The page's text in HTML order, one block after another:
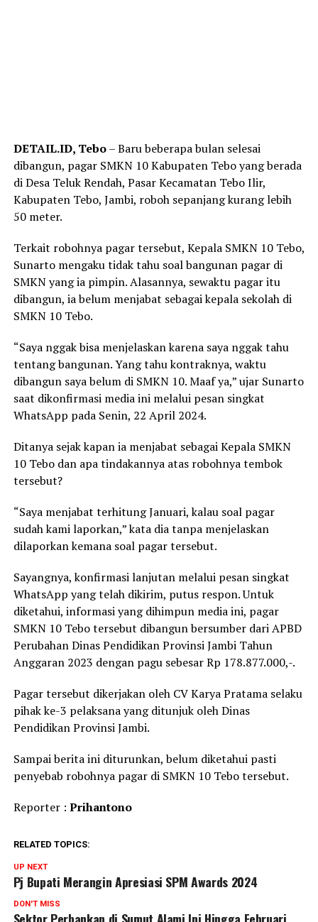
DETAIL.ID, Tebo– Baru beberapa bulan selesai
dibangun, pagar SMKN 10 Kabupaten Tebo yang berada
di Desa Teluk Rendah, Pasar Kecamatan Tebo Ilir,
Kabupaten Tebo, Jambi, roboh sepanjang kurang lebih
50 meter.
Terkait robohnya pagar tersebut, Kepala SMKN 10 Tebo,
Sunarto mengaku tidak tahu soal bangunan pagar di
SMKN yang ia pimpin. Alasannya, sewaktu pagar itu
dibangun, ia belum menjabat sebagai kepala sekolah di
SMKN 10 Tebo.
“Saya nggak bisa menjelaskan karena saya nggak tahu
tentang bangunan. Yang tahu kontraknya, waktu
dibangun saya belum di SMKN 10. Maaf ya,” ujar Sunarto
saat dikonfirmasi media ini melalui pesan singkat
WhatsApp pada Senin, 22 April 2024.
Ditanya sejak kapan ia menjabat sebagai Kepala SMKN
10 Tebo dan apa tindakannya atas robohnya tembok
tersebut?
“Saya menjabat terhitung Januari, kalau soal pagar
sudah kami laporkan,” kata dia tanpa menjelaskan
dilaporkan kemana soal pagar tersebut.
Sayangnya, konfirmasi lanjutan melalui pesan singkat
WhatsApp yang telah dikirim, putus respon. Untuk
diketahui, informasi yang dihimpun media ini, pagar
SMKN 10 Tebo tersebut dibangun bersumber dari APBD
Perubahan Dinas Pendidikan Provinsi Jambi Tahun
Anggaran 2023 dengan pagu sebesar Rp 178.877.000,-.
Pagar tersebut dikerjakan oleh CV Karya Pratama selaku
pihak ke-3 pelaksana yang ditunjuk oleh Dinas
Pendidikan Provinsi Jambi.
Sampai berita ini diturunkan, belum diketahui pasti
penyebab robohnya pagar di SMKN 10 Tebo tersebut.
Reporter : Prihantono
RELATED TOPICS:
UP NEXT
Pj Bupati Merangin Apresiasi SPM Awards 2024
DON'T MISS